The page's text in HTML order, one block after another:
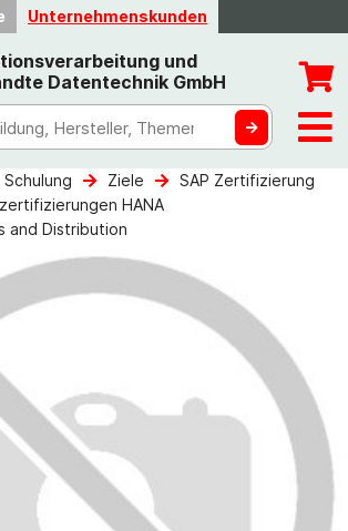
Unternehmenskunden
und
Datentechnik GmbH
Schulung Ziele
SAP Zertifizierung
HANA
and Distribution